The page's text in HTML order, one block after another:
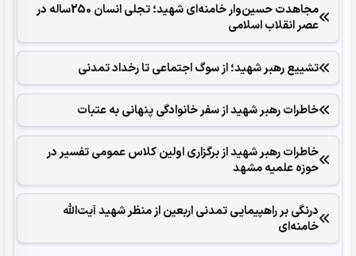
مجاهدت حسین‌وار خامنه‌ای شهید؛ تجلی انسان 250ساله در
عصر انقلاب اسلامی
تشییع رهبر شهید؛ از سوگ اجتماعی تا رخداد تمدنی
خاطرات رهبر شهید از سفر خانوادگی پنهانی به عتبات
خاطرات رهبر شهید از برگزاری اولین کلاس عمومی تفسیر در
حوزه علمیه مشهد
درنگی بر راهپیمایی تمدنی اربعین از منظر شهید آیت‌الله
خامنه‌ای